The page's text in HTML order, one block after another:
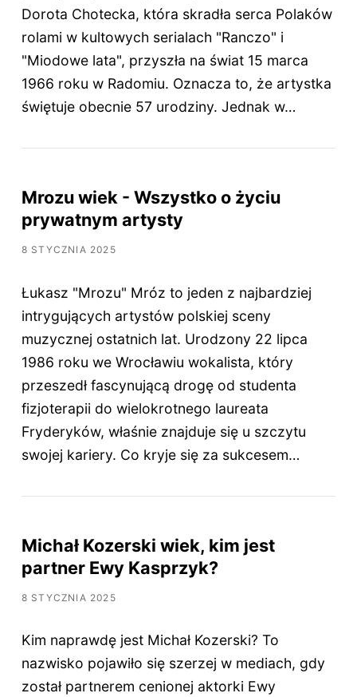
Dorota Chotecka, która skradła serca Polaków
rolami w kultowych serialach "Ranczo" i
"Miodowe lata", przyszła na świat 15 marca
1966 roku w Radomiu. Oznacza to, że artystka
świętuje obecnie 57 urodziny. Jednak w…
Mrozu wiek - Wszystko o życiu
prywatnym artysty
8 STYCZNIA 2025
Łukasz "Mrozu" Mróz to jeden z najbardziej
intrygujących artystów polskiej sceny
muzycznej ostatnich lat. Urodzony 22 lipca
1986 roku we Wrocławiu wokalista, który
przeszedł fascynującą drogę od studenta
fizjoterapii do wielokrotnego laureata
Fryderyków, właśnie znajduje się u szczytu
swojej kariery. Co kryje się za sukcesem…
Michał Kozerski wiek, kim jest
partner Ewy Kasprzyk?
8 STYCZNIA 2025
Kim naprawdę jest Michał Kozerski? To
nazwisko pojawiło się szerzej w mediach, gdy
został partnerem cenionej aktorki Ewy